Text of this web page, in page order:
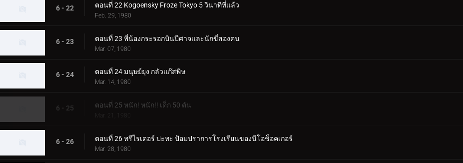
6 - 22 ตอนที่ 22 Kogoensky Froze Tokyo 5 วินาทีที่แล้ว
Feb. 29, 1980
6 - 23 ตอนที่ 23 พี่น้องกระรอกบินปีศาจและนักขี่สองคน
Mar. 07, 1980
6 - 24 ตอนที่ 24 มนุษย์ยุง กลัวแก๊สพิษ
Mar. 14, 1980
6 - 25 ตอนที่ 25 หนัก! หนัก!! เด็ก 50 ตัน
Mar. 21, 1980
6 - 26 ตอนที่ 26 ทรีไรเดอร์ ปะทะ ป้อมปราการโรงเรียนของนีโอช็อคเกอร์
Mar. 28, 1980